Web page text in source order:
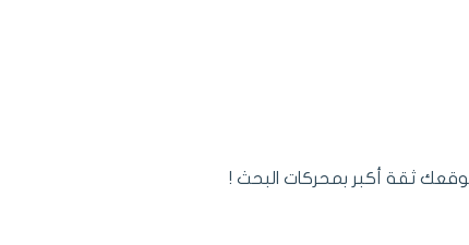
ثقة أكبر بمحركات البحث !